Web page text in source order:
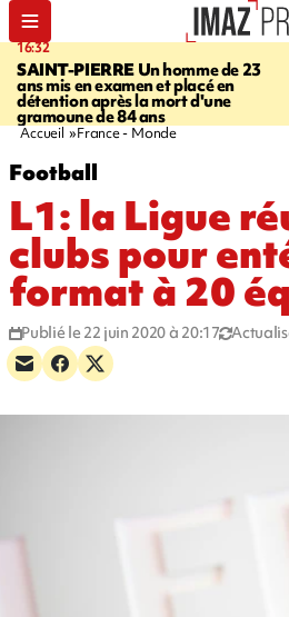
16:32
SAINT-PIERREUn homme de 23
ans mis en examen et placé en
détention après la mort d'une
gramoune de 84 ans
Accueil France - Monde
Football
L1: la Ligue
clubs pour
format à 20
Publié le 22 juin 2020 à 20:17